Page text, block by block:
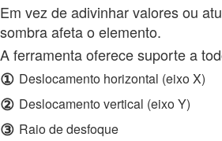
Em vez de adivinhar valores ou
sombra afeta o elemento.
A ferramenta oferece suporte a
① Deslocamento horizontal (eixo X)
② Deslocamento vertical (eixo Y)
③ Raio de desfoque